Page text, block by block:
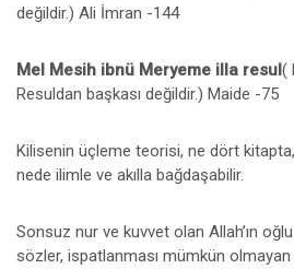
değildir.) Ali İmran -144
Mel Mesih ibnü Meryeme illa resul(
Resuldan başkası değildir.) Maide -75
Kilisenin üçleme teorisi, ne dört
nede ilimle ve akılla bağdaşabilir.
Sonsuz nur ve kuvvet olan Allah’ın
sözler, ispatlanması mümkün